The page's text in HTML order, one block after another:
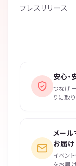
プレスリリース
安心・
つなげ
りに取
メー
お届け
イベン
をお届け